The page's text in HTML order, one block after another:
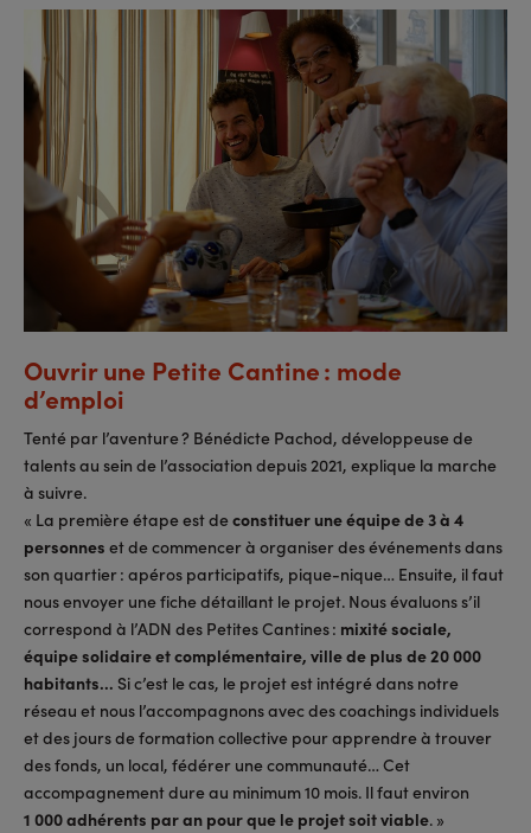
Ouvrir une Petite Cantine : mode
d’emploi
Tenté par l’aventure ? Bénédicte Pachod, développeuse de
talents au sein de l’association depuis 2021, explique la marche
à suivre.
« La première étape est deconstituer une équipe de 3 à 4
personnes et de commencer à organiser des événements dans
son quartier : apéros participatifs, pique-nique… Ensuite, il faut
nous envoyer une fiche détaillant le projet. Nous évaluons s’il
correspond à l’ADN des Petites Cantines : mixité sociale,
équipe solidaire et complémentaire, ville de plus de 20 000
habitants… Si c’est le cas, le projet est intégré dans notre
réseau et nous l’accompagnons avec des coachings individuels
et des jours de formation collective pour apprendre à trouver
des fonds, un local, fédérer une communauté… Cet
accompagnement dure au minimum 10 mois. Il faut environ
1 000 adhérents par an pour que le projet soit viable. »